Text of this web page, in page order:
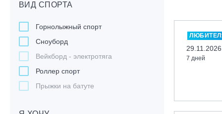
ВИД СПОРТА
Горнолыжный спорт
Сноуборд
Вейкборд - электротяга
Роллер спорт
Прыжки на батуте
7 дней